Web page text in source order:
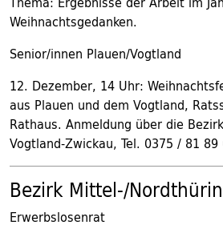
Weihnachtsgedanken.
Senior/innen Plauen/Vogtland
12. Dezember, 14 Uhr:
aus Plauen und dem Vogtland,
Rathaus. Anmeldung über die
Vogtland-Zwickau, Tel. 0375 / 81 89
Bezirk Mittel-/
Erwerbslosenrat